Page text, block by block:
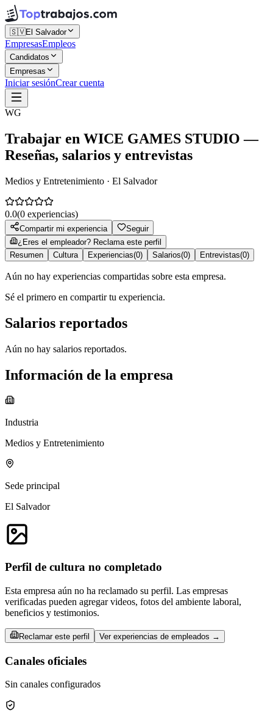
🇸🇻El Salvador
EmpresasEmpleos
Candidatos
Empresas
Iniciar sesiónCrear cuenta
WG
Trabajar en WICE GAMES STUDIO —
Reseñas, salarios y entrevistas
Medios y Entretenimiento · El Salvador
0.0(0 experiencias)
Compartir mi experiencia
Seguir
¿Eres el empleador? Reclama este perfil
Resumen
Cultura Experiencias(0) Salarios(0) Entrevistas(0)
Aún no hay experiencias compartidas sobre esta empresa.
Sé el primero en compartir tu experiencia.
Salarios reportados
Aún no hay salarios reportados.
Información de la empresa
Industria
Medios y Entretenimiento
Sede principal
El Salvador
Perfil de cultura no completado
Esta empresa aún no ha reclamado su perfil. Las empresas
verificadas pueden agregar videos, fotos del ambiente laboral,
beneficios y testimonios.
Reclamar este perfil Ver experiencias de empleados →
Canales oficiales
Sin canales configurados